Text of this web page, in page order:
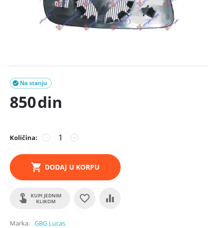
Na stanju

850din
Količina: +
−
DODAJ U KORPU
KUPI JEDNIM
KLIKOM
Marka GBG Lucas